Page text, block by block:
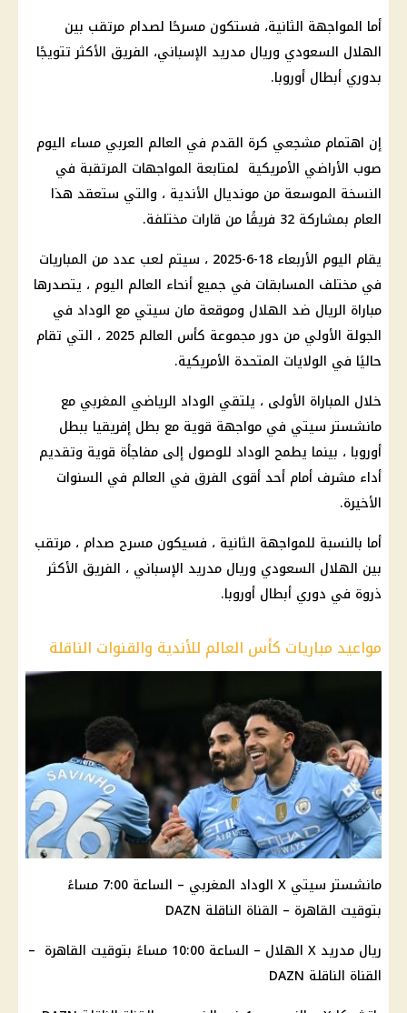
أما المواجهة الثانية، فستكون مسرحًا لصدام مرتقب بين
الهلال السعودي وريال مدريد الإسباني، الفريق الأكثر تتويجًا
بدوري أبطال أوروبا.
إن اهتمام مشجعي كرة القدم في العالم العربي مساء اليوم
صوب الأراضي الأمريكية لمتابعة المواجهات المرتقبة في
النسخة الموسعة من مونديال الأندية ، والتي ستعقد هذا
العام بمشاركة 32 فريقًا من قارات مختلفة.
يقام اليوم الأربعاء 18-6-2025 ، سيتم لعب عدد من المباريات
في مختلف المسابقات في جميع أنحاء العالم اليوم ، يتصدرها
مباراة الريال ضد الهلال وموقعة مان سيتي مع الوداد في
الجولة الأولي من دور مجموعة كأس العالم 2025 ، التي تقام
حاليًا في الولايات المتحدة الأمريكية.
خلال المباراة الأولى ، يلتقي الوداد الرياضي المغربي مع
مانشستر سيتي في مواجهة قوية مع بطل إفريقيا ببطل
أوروبا ، بينما يطمح الوداد للوصول إلى مفاجأة قوية وتقديم
أداء مشرف أمام أحد أقوى الفرق في العالم في السنوات
الأخيرة.
أما بالنسبة للمواجهة الثانية ، فسيكون مسرح صدام ، مرتقب
بين الهلال السعودي وريال مدريد الإسباني ، الفريق الأكثر
ذروة في دوري أبطال أوروبا.
مواعيد مباريات كأس العالم للأندية والقنوات الناقلة
مانشستر سيتي X الوداد المغربي – الساعة 7:00 مساءً
بتوقيت القاهرة – القناة الناقلة DAZN
ريال مدريد X الهلال – الساعة 10:00 مساءً بتوقيت القاهرة –
القناة الناقلة DAZN